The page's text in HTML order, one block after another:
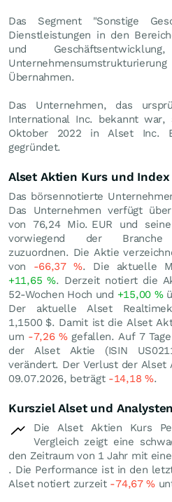
Das Segment "Sonstige
Dienstleistungen in den
und Geschäftsentwicklung,
Übernahmen.
Das Unternehmen, das
International Inc. bekannt war,
Oktober 2022 in Alset Inc.
gegründet.
Alset Aktien Kurs und Index
Das börsennotierte
Das Unternehmen verfügt
von 76,24 Mio. EUR und
vorwiegend der Branche
zuzuordnen. Die Aktie
von -66,37%. Die aktuelle
+11,65%. Derzeit notiert die
52-Wochen Hoch und +15,00 %
Der aktuelle Alset
1,1500 $. Damit ist die Alset
um -7,26%gefallen. Auf 7
der Alset Aktie (ISIN
verändert. Der Verlust der Alset
09.07.2026, beträgt -14,18 %.
Kursziel Alset und
Die Alset Aktien Kurs
Vergleich zeigt eine
den Zeitraum von 1 Jahr mit
. Die Performance ist in den
Alset notiert zurzeit -74,67%